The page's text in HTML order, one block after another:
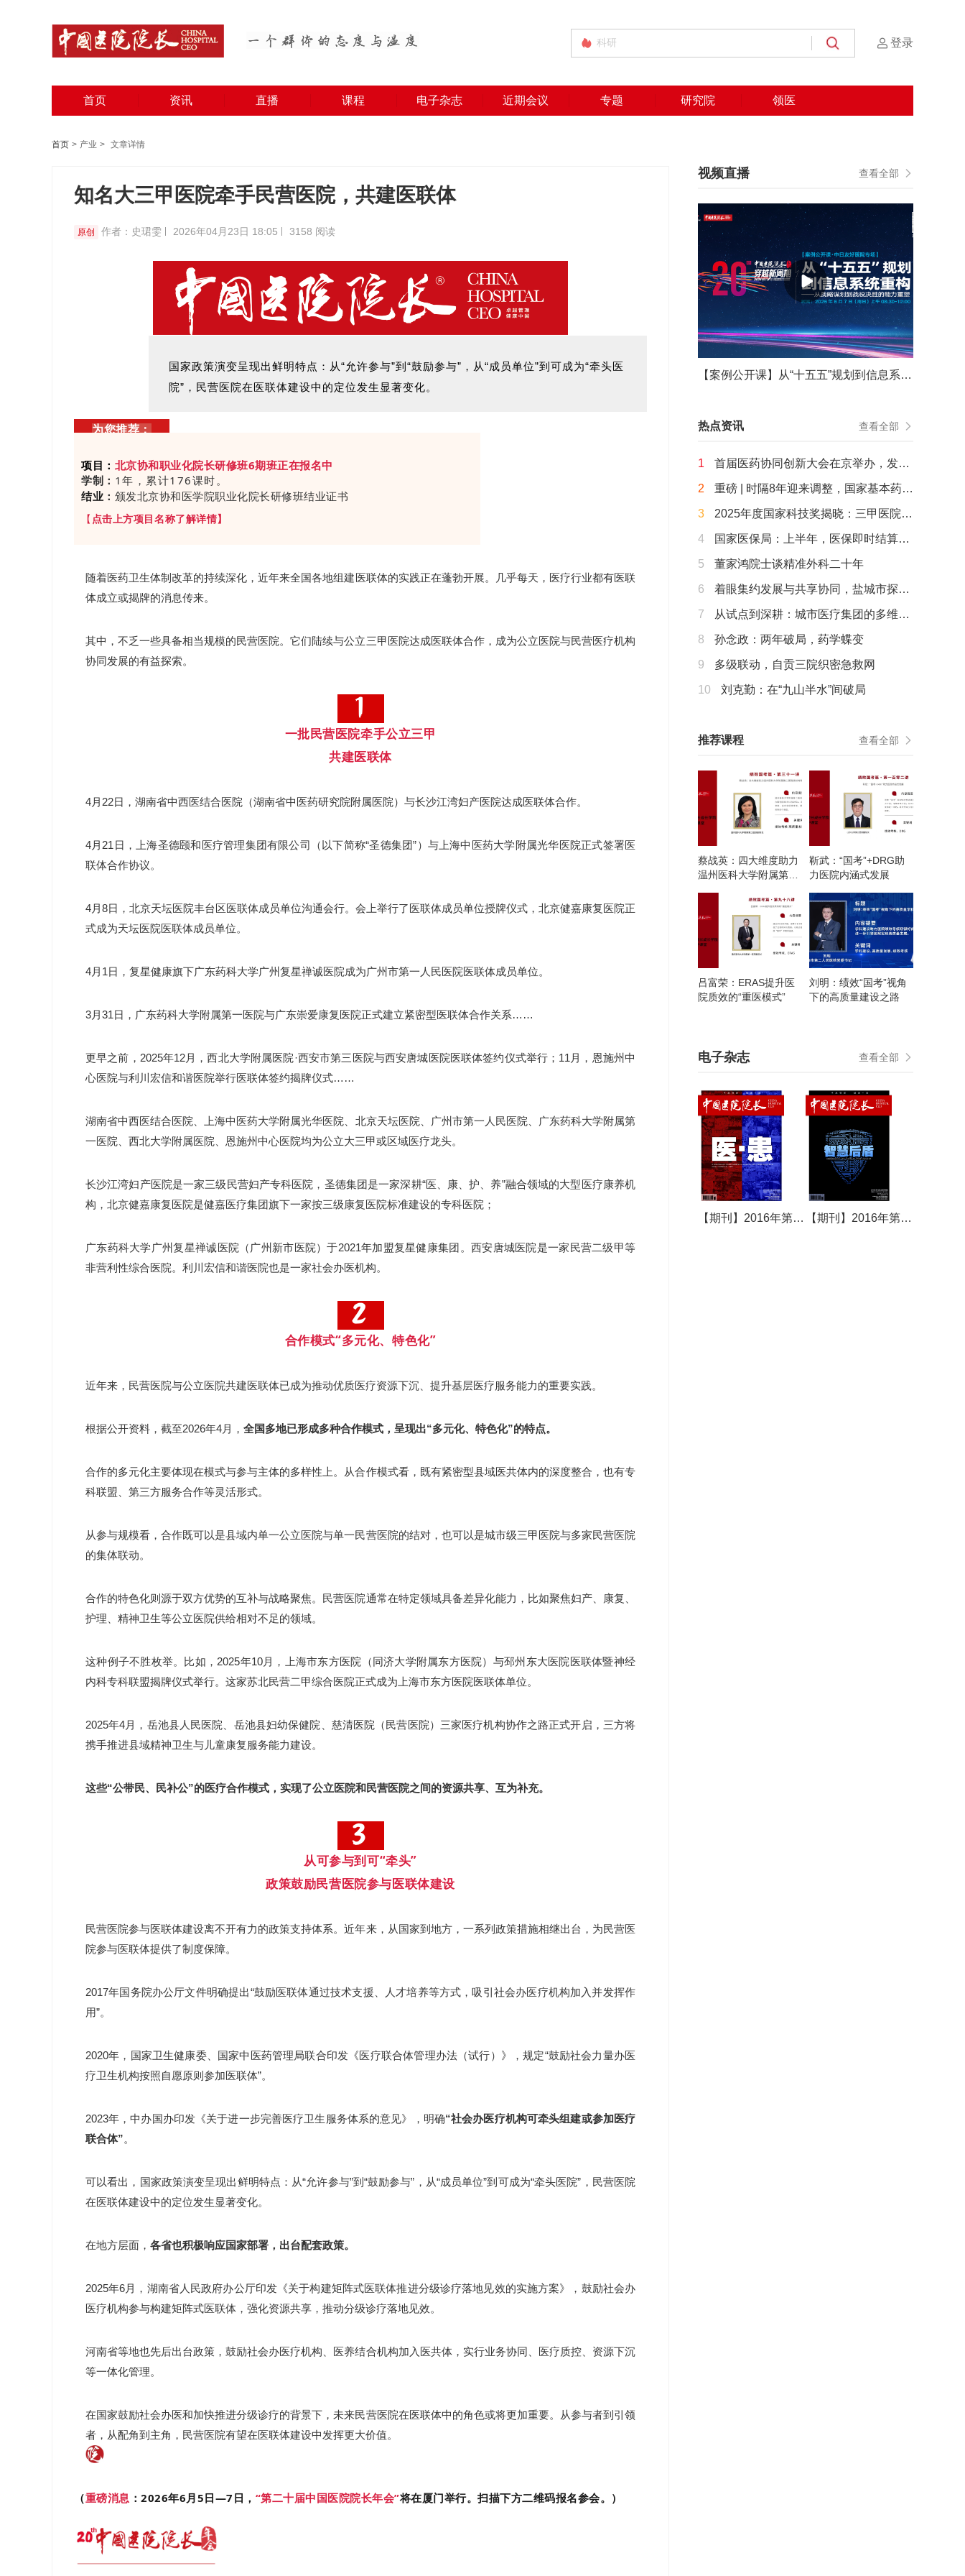
登录
首页 资讯 直播 课程 电子杂志 近期会议 专题 研究院 领医
首页 > 产业 > 文章详情
知名大三甲医院牵手民营医院，共建医联体
原创 作者：史珺雯 2026年04月23日 18:05 3158 阅读
国家政策演变呈现出鲜明特点：从“允许参与”到“鼓励参与”，从“成员单位”到可成为“牵头医
院”，民营医院在医联体建设中的定位发生显著变化。
为您推荐：
项目： 北京协和职业化院长研修班6期班正在报名中
学制： 1年，累计176课时。
结业 ： 颁发北京协和医学院职业化院长研修班结业证书
【 点击上方项目名称了解详情】
随着医药卫生体制改革的持续深化，近年来全国各地组建医联体的实践正在蓬勃开展。几乎每天，医疗行业都有医联
体成立或揭牌的消息传来。
其中，不乏一些具备相当规模的民营医院。它们陆续与公立三甲医院达成医联体合作，成为公立医院与民营医疗机构
协同发展的有益探索。
一批民营医院牵手公立三甲
共建医联体
4月22日， 湖南省中西医结合医院（湖南省中医药研究院附属医院）与长沙江湾妇产医院达成医联体合作。
4月21日，上海圣德颐和医疗管理集团有限公司（以下简称“圣德集团”）与上海中医药大学附属光华医院正式签署医
联体合作协议。
4月8日，北京天坛医院丰台区医联体成员单位沟通会行。会上举行了医联体成员单位授牌仪式，北京健嘉康复医院正
式成为天坛医院医联体成员单位。
4月1日，复星健康旗下广东药科大学广州复星禅诚医院成为广州市第一人民医院医联体成员单位。
3月31日，广东药科大学附属第一医院与广东崇爱康复医院正式建立‌紧密型医联体‌合作关系……
更早之前，2025年12月，西北大学附属医院·西安市第三医院与西安唐城医院医联体签约仪式举行；11月，恩施州中
心医院与利川宏信和谐医院举行医联体签约揭牌仪式……
湖南省中西医结合医院、 上海中医药大学附属光华医院、 北京天坛医院、 广州市第一人民医院、
广东药科大学附属第
一医院、 西北大学附属医院、 恩施州中心医院均为公立大三甲或区域医疗龙头。
长沙江湾妇产医院是一家三级民营妇产专科医院， 圣德集团是一家深耕“医、康、护、养”融合领域的大型医疗康养机
构，北京健嘉康复医院是健嘉医疗集团旗下一家按三级康复医院标准建设的专科医院；
广东药科大学广州复星禅诚医院（广州新市医院）于2021年加盟复星健康集团。西安唐城医院是一家民营二级甲等
非营利性综合医院。利川宏信和谐医院也是一家社会办医机构。
合作模式“多元化、特色化”
近年来，‌民营医院与公立医院共建医联体‌已成为推动优质医疗资源下沉、提升基层医疗服务能力的重要实践。
根据公开资料，截至2026年4月， 全国多地已形成多种合作模式，呈现出“多元化、特色化”的特点。
合作的多元化主要体现在模式与参与主体的多样性上。从合作模式看，既有紧密型县域医共体内的深度整合，也有专
科联盟、第三方服务合作等灵活形式。‌
从参与规模看，合作既可以是县域内单一公立医院与单一民营医院的结对，也可以是城市级三甲医院与多家民营医院
的集体联动。
合作的特色化则源于双方优势的互补与战略聚焦。民营医院通常在特定领域具备差异化能力，比如聚焦妇产、康复、
护理、精神卫生等公立医院供给相对不足的领域。
这种例子不胜枚举。比如，2025年10月，上海市东方医院（同济大学附属东方医院）与邳州东大医院医联体暨神经
内科专科联盟揭牌仪式举行。这家苏北民营二甲综合医院正式成为上海市东方医院医联体单位。
2025年4月，岳池县人民医院、岳池县妇幼保健院、慈清医院‌（民营医院）三家医疗机构协作之路正式开启，三方将
携手推进县域精神卫生与儿童康复服务能力建设。
这些“公带民、民补公”的医疗合作模式，实现了公立医院和民营医院之间的资源共享、互为补充。
从可参与到可“牵头”
政策鼓励民营医院参与医联体建设
民营医院参与医联体建设离不开有力的政策支持体系。近年来，从国家到地方，一系列政策措施相继出台，为民营医
院参与医联体提供了制度保障。
2017年国务院办公厅文件明确提出“鼓励医联体通过技术支援、人才培养等方式，吸引社会办医疗机构加入并发挥作
用”。
2020年，国家卫生健康委、国家中医药管理局联合印发《医疗联合体管理办法（试行）》，规定“鼓励社会力量办医
疗卫生机构按照自愿原则参加医联体”。
2023年，中办国办印发《关于进一步完善医疗卫生服务体系的意见》，明确“社会办医疗机构可牵头组建或参加医疗
联合体”。
可以看出，国家政策演变呈现出鲜明特点：从“允许参与”到“鼓励参与”，从“成员单位”到可成为“牵头医院”，民营医院
在医联体建设中的定位发生显著变化。
在地方层面， 各省也积极响应国家部署，出台配套政策。
2025年6月，湖南省人民政府办公厅印发《关于构建矩阵式医联体推进分级诊疗落地见效的实施方案》，鼓励社会办
医疗机构参与构建矩阵式医联体，强化资源共享，推动分级诊疗落地见效。
河南省等地也先后出台政策，鼓励社会办医疗机构、医养结合机构加入医共体，实行业务协同、医疗质控、资源下沉
等一体化管理。
在国家鼓励社会办医和加快推进分级诊疗的背景下，未来民营医院在医联体中的角色或将更加重要。从参与者到引领
者，从配角到主角，民营医院有望在医联体建设中发挥更大价值。
（重磅消息 ：2026年6月5日—7日， “第二十届中国医院院长年会”将在厦门举行。扫描下方二维码报名参会。）
视频直播 查看全部
【案例公开课】从“十五五”规划到信息系统重构——从战略谋划到战役决胜的能力重塑
热点资讯 查看全部
1
首届医药协同创新大会在京举办，发
速营”
2
重磅 | 时隔8年迎来调整，国家基本药物
3
2025年度国家科技奖揭晓：三甲医院牵
4
国家医保局：上半年，医保即时结算已
元，长护险覆盖达3.2亿人……
5 董家鸿院士谈精准外科二十年
6
着眼集约发展与共享协同，盐城市探路
7
从试点到深耕：城市医疗集团的多维探
8
孙念政：两年破局，药学蝶变
9 多级联动，自贡三院织密急救网
10 刘克勤：在“九山半水”间破局
推荐课程 查看全部
蔡战英：四大维度助力
温州医科大学附属第二
靳武：“国考”+DRG助
力医院内涵式发展
吕富荣：ERAS提升医
院质效的“重医模式”
刘明：绩效“国考”视角
下的高质量建设之路
电子杂志 查看全部
【期刊】2016年第15期 【期刊】2016年第16期